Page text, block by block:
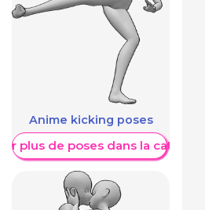
Anime kicking poses
plus de poses dans la catégorie